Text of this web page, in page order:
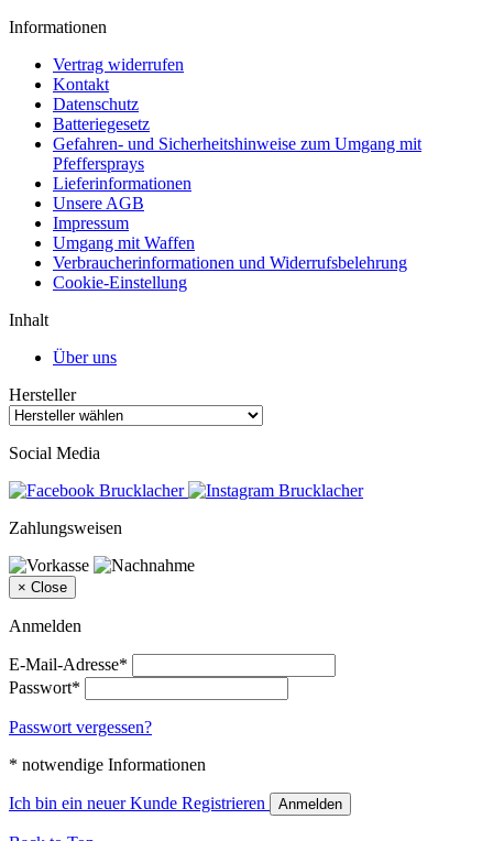
Informationen
Vertrag widerrufen
Kontakt
Datenschutz
Batteriegesetz
Gefahren- und Sicherheitshinweise zum Umgang mit
Pfeffersprays
Lieferinformationen
Unsere AGB
Impressum
Umgang mit Waffen
Verbraucherinformationen und Widerrufsbelehrung
Cookie-Einstellung
Inhalt
Über uns
Hersteller
Social Media
Zahlungsweisen
× Close
Anmelden
E-Mail-Adresse*
Passwort*
Passwort vergessen?
* notwendige Informationen
Ich bin ein neuer Kunde Registrieren Anmelden